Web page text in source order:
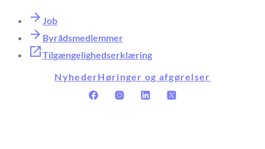
Job
Byrådsmedlemmer
Tilgængelighedserklæring
NyhederHøringer og afgørelser